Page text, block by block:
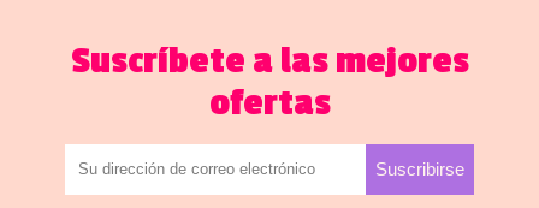
Suscríbete a las mejores
ofertas